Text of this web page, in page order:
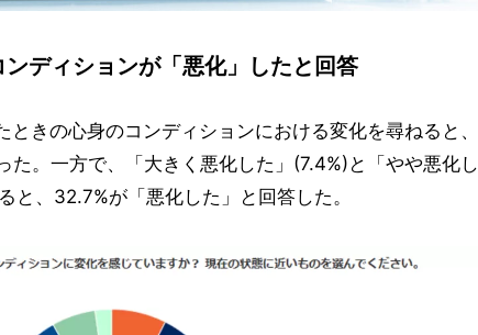
ディションが「悪化」したと回答
きの心身のコンディションにおける変化を尋ねると、
た。一方で、「大きく悪化した」(7.4%)と「やや悪化し
と、32.7%が「悪化した」と回答した。